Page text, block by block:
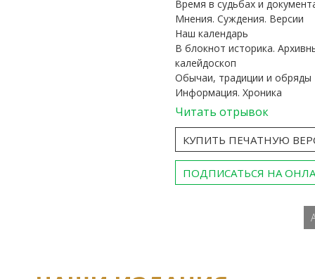
Время в судьбах и
Мнения. Суждения. Версии
Наш календарь
В блокнот историка.
калейдоскоп
Обычаи, традиции и обряды
Информация. Хроника
Читать отрывок
КУПИТЬ ПЕЧАТНУЮ
ПОДПИСАТЬСЯ НА